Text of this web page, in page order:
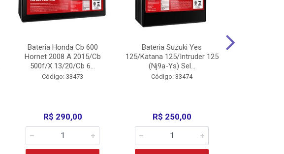
Bateria Honda Cb 600
Hornet 2008 A 2015/Cb
500f/X 13/20/Cb 6...
Código: 33473
R$ 290,00
Bateria Suzuki Yes
125/Katana 125/Intruder 125
(Nj9a-Ys) Sel...
Código: 33474
R$ 250,00